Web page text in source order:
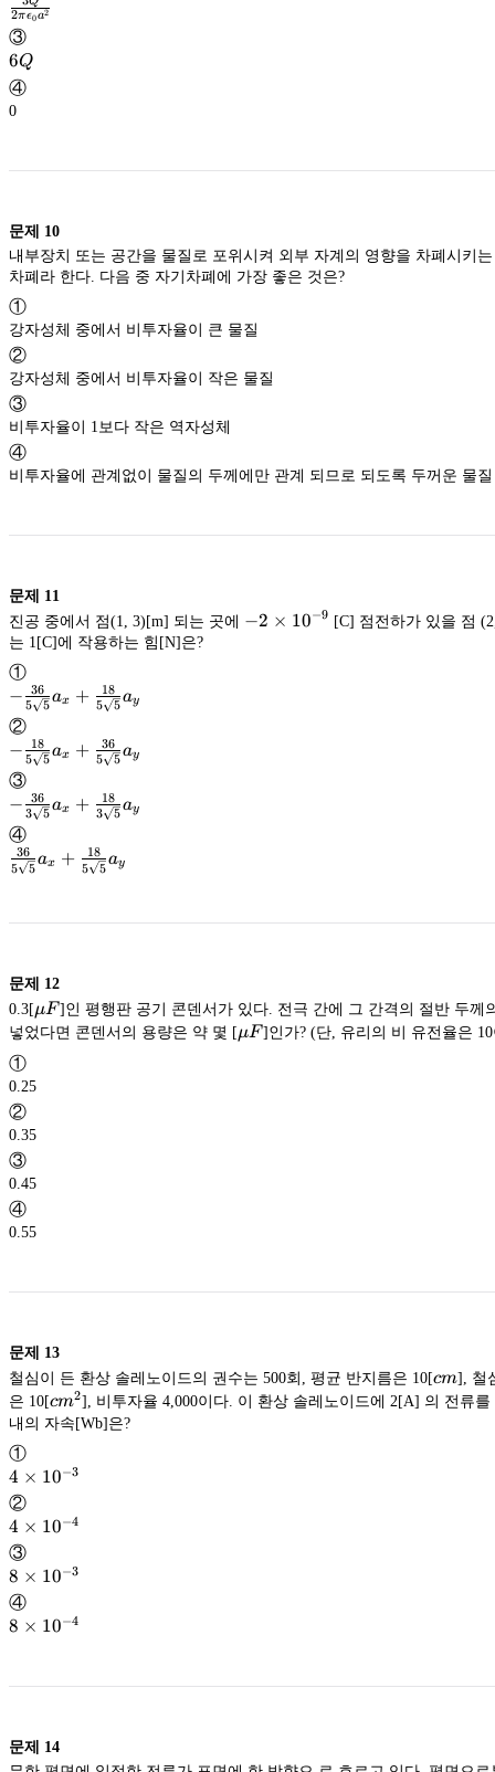
\epsilon_0a^2}
\frac{3Q}
{2\pi
\epsilon_0a^2}
2πϵ0a2
③
6Q
6Q
④
0
문제 10
내부장치 또는 공간을 물질로 포위시켜 외부 자계의 영향을 차폐시키
차폐라 한다. 다음 중 자기차폐에 가장 좋은 것은?
①
강자성체 중에서 비투자율이 큰 물질
②
강자성체 중에서 비투자율이 작은 물질
③
비투자율이 1보다 작은 역자성체
④
비투자율에 관계없이 물질의 두께에만 관계 되므로 되도록 두꺼운 물질
문제 11
진공 중에서 점(1, 3)[m] 되는 곳에 -2×10^{-9}
−2 × 10−9 [C] 점전하가 있을 점
는 1[C]에 작용하는 힘[N]은?
①
-
\frac{36}
{5
\sqrt{5}
5
}a_x+
\frac{18}
{5
\sqrt{5}
}a_y
− 5 5
36 ax + 5 5
18 ay
②
-
\frac{18}
{5
\sqrt{5}
5
}a_x+
\frac{36}
{5
− 5 5
18 ax + 5 5
36 ay
③
-
\frac{36}
{3
\sqrt{5}
5
{3
− 3 5
36 ax + 3 5
18 ay
④
\frac{36}
\sqrt{5}
5
{5
\sqrt{5}
5
}a_y
5 5
36 ax + 5 5
18 ay
문제 12
0.3[\mu
F
μF ]인 평행판 공기 콘덴서가 있다. 전극 간에 그 간격의 절반 두께
넣었다면 콘덴서의 용량은 약 몇 [\mu
μF ]인가? (단, 유리의 비 유전율은
①
0.25
②
0.35
③
0.45
④
0.55
문제 13
철심이 든 환상 솔레노이드의 권수는 500회, 평균 반지름은 10[cm
cm], 철
은 10[cm^2
cm2], 비투자율 4,000이다. 이 환상 솔레노이드에 2[A] 의 전류
내의 자속[Wb]은?
①
4
\times
10^{-3}
4 × 10−3
②
4
\times
10^{-4}
4 × 10−4
③
8
\times
10^{-3}
8 × 10−3
④
8
8 × 10−4
문제 14